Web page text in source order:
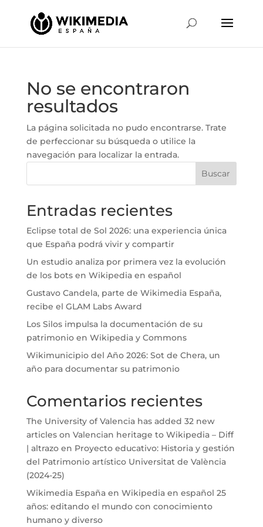
No se encontraron
resultados
La página solicitada no pudo encontrarse. Trate
de perfeccionar su búsqueda o utilice la
navegación para localizar la entrada.
Buscar
Entradas recientes
Eclipse total de Sol 2026: una experiencia única
que España podrá vivir y compartir
Un estudio analiza por primera vez la evolución
de los bots en Wikipedia en español
Gustavo Candela, parte de Wikimedia España,
recibe el GLAM Labs Award
Los Silos impulsa la documentación de su
patrimonio en Wikipedia y Commons
Wikimunicipio del Año 2026: Sot de Chera, un
año para documentar su patrimonio
Comentarios recientes
The University of Valencia has added 32 new
articles on Valencian heritage to Wikipedia – Diff
| altrazoen Proyecto educativo: Historia y gestión
del Patrimonio artístico Universitat de València
(2024-25)
Wikimedia Españaen Wikipedia en español 25
años: editando el mundo con conocimiento
humano y diverso